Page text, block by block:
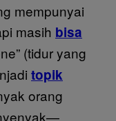
mempunyai
masih bisa
(tidur yang
topik
orang